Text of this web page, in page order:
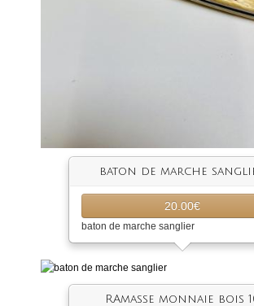
baton de marche
20.00€
baton de marche sanglier
RAmasse monnaie bois